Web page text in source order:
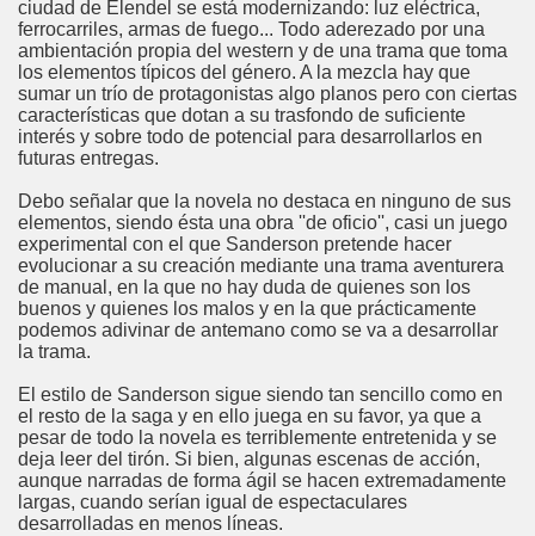
ciudad de Elendel se está modernizando: luz eléctrica,
ferrocarriles, armas de fuego... Todo aderezado por una
ambientación propia del western y de una trama que toma
los elementos típicos del género. A la mezcla hay que
sumar un trío de protagonistas algo planos pero con ciertas
características que dotan a su trasfondo de suficiente
interés y sobre todo de potencial para desarrollarlos en
futuras entregas.
Debo señalar que la novela no destaca en ninguno de sus
elementos, siendo ésta una obra ''de oficio'', casi un juego
experimental con el que Sanderson pretende hacer
evolucionar a su creación mediante una trama aventurera
de manual, en la que no hay duda de quienes son los
buenos y quienes los malos y en la que prácticamente
podemos adivinar de antemano como se va a desarrollar
la trama.
El estilo de Sanderson sigue siendo tan sencillo como en
el resto de la saga y en ello juega en su favor, ya que a
pesar de todo la novela es terriblemente entretenida y se
deja leer del tirón. Si bien, algunas escenas de acción,
aunque narradas de forma ágil se hacen extremadamente
largas, cuando serían igual de espectaculares
desarrolladas en menos líneas.